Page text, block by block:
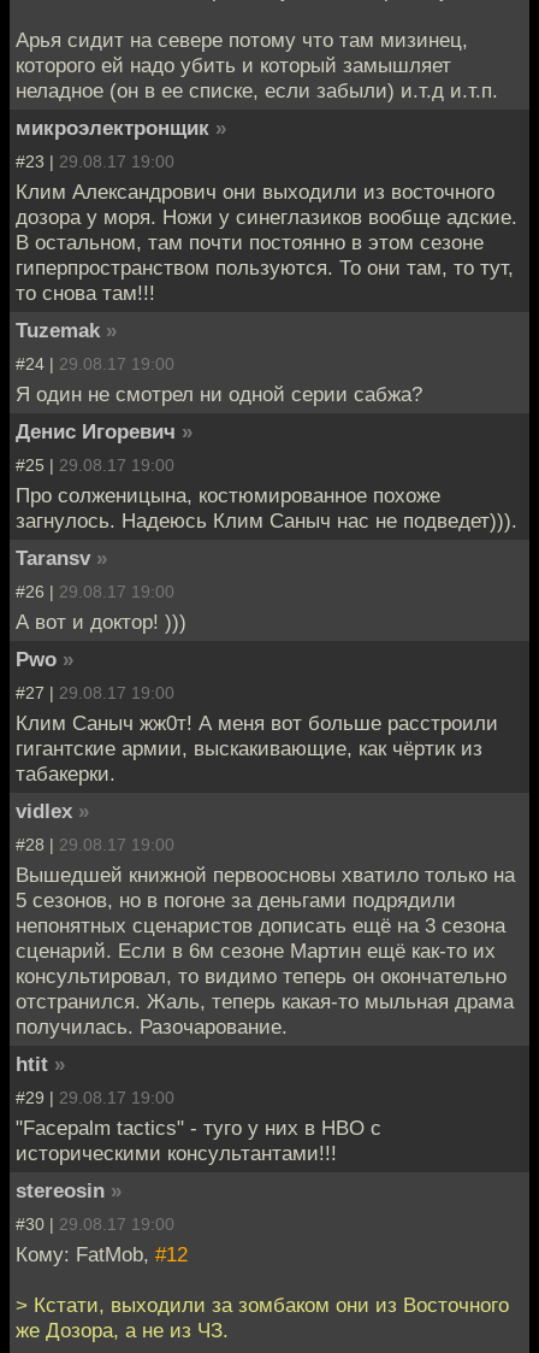
Арья сидит на севере потому что там мизинец,
которого ей надо убить и который замышляет
неладное (он в ее списке, если забыли) и.т.д и.т.п.
микроэлектронщик »
#23 | 29.08.17 19:00
Клим Александрович они выходили из восточного
дозора у моря. Ножи у синеглазиков вообще адские.
В остальном, там почти постоянно в этом сезоне
гиперпространством пользуются. То они там, то тут,
то снова там!!!
Tuzemak »
#24 | 29.08.17 19:00
Я один не смотрел ни одной серии сабжа?
Денис Игоревич »
#25 | 29.08.17 19:00
Про солженицына, костюмированное похоже
загнулось. Надеюсь Клим Саныч нас не подведет))).
Taransv »
#26 | 29.08.17 19:00
А вот и доктор! )))
Pwo »
#27 | 29.08.17 19:00
Клим Саныч жж0т! А меня вот больше расстроили
гигантские армии, выскакивающие, как чёртик из
табакерки.
vidlex »
#28 | 29.08.17 19:00
Вышедшей книжной первоосновы хватило только на
5 сезонов, но в погоне за деньгами подрядили
непонятных сценаристов дописать ещё на 3 сезона
сценарий. Если в 6м сезоне Мартин ещё как-то их
консультировал, то видимо теперь он окончательно
отстранился. Жаль, теперь какая-то мыльная драма
получилась. Разочарование.
htit »
#29 | 29.08.17 19:00
"Facepalm tactics" - туго у них в HBO с
историческими консультантами!!!
stereosin »
#30 | 29.08.17 19:00
Кому: FatMob, #12
> Кстати, выходили за зомбаком они из Восточного
же Дозора, а не из ЧЗ.